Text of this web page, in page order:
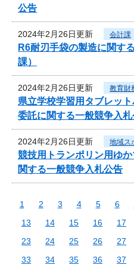
公告
2024年2月26日更新 会計課
R6耐刃手袋の製造に関す
課）
2024年2月26日更新 教育財
県立学校学習用タブレッ
委託に関する一般競争入
2024年2月26日更新 地域ス
競技用トランポリン用ゆ
関する一般競争入札公告
1 2 3 4 5 6
13
14 15 16 17
23
24 25 26 27
33
34 35 36 37